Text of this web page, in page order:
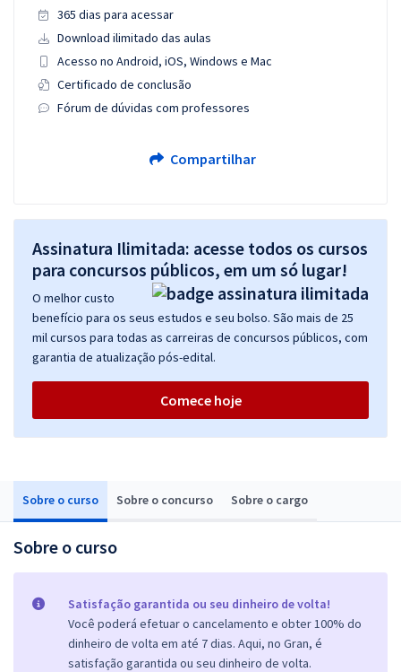
Sobre o curso Sobre o concurso Sobre o cargo
Sobre o curso
Satisfação garantida ou seu dinheiro de volta!
Você poderá efetuar o cancelamento e obter 100% do
dinheiro de volta em até 7 dias. Aqui, no Gran, é
satisfação garantida ou seu dinheiro de volta.
365 dias para acessar
Download ilimitado das aulas
Acesso no Android, iOS, Windows e Mac
Certificado de conclusão
Fórum de dúvidas com professores
Compartilhar
Assinatura Ilimitada: acesse todos os cursos
para concursos públicos, em um só lugar!
O melhor custo
benefício para os seus estudos e seu bolso. São mais de 25
mil cursos para todas as carreiras de concursos públicos, com
garantia de atualização pós-edital.
Comece hoje